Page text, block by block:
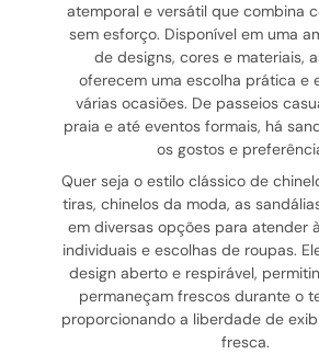
atemporal e versátil que combina
sem esforço. Disponível em uma
de designs, cores e materiais,
oferecem uma escolha prática e
várias ocasiões. De passeios
praia e até eventos formais, há
os gostos e
Quer seja o estilo clássico de
tiras, chinelos da moda, as
em diversas opções para atender
individuais e escolhas de roupas.
design aberto e respirável,
permaneçam frescos durante o
proporcionando a liberdade de
fresca.